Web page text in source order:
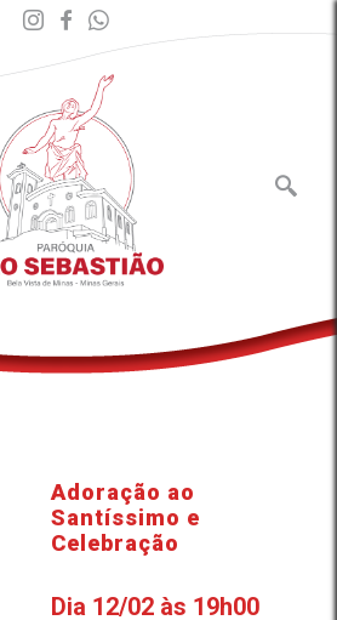
Adoração ao
Santíssimo e
Celebração
Dia 12/02 às 19h00